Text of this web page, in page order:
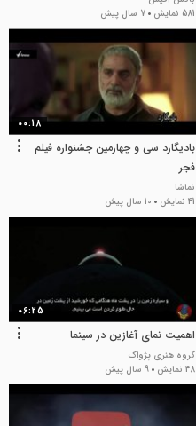
581 نمایش
7 سال پیش
00:18
بادیگارد سی و چهارمین جشنواره فیلم
فجر
نماشا
41 نمایش
10 سال پیش
06:25
اهمیت نمای آغازین در سینما
گروه هنری پژواک
48 نمایش
9 سال پیش